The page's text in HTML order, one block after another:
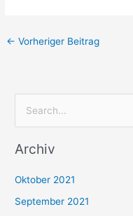
← Vorheriger Beitrag
c
n
Archiv
Oktober 2021
September 2021